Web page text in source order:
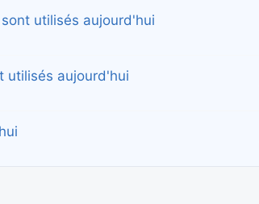
utilisés aujourd'hui
utilisés aujourd'hui